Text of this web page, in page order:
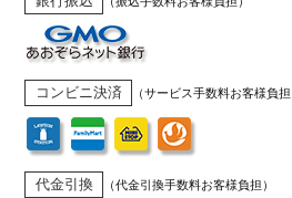
コンビニ決済 （サービス手数料お客様負担
代金引換 （代金引換手数料お客様負担）